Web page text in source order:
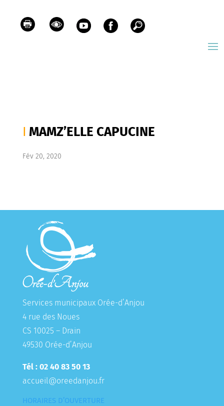
MAMZ’ELLE CAPUCINE
Fév 20, 2020
Services municipaux Orée-d’Anjou
4 rue des Noues
CS 10025 – Drain
49530 Orée-d’Anjou
Tél : 02 40 83 50 13
accueil@oreedanjou.fr
HORAIRES D’OUVERTURE